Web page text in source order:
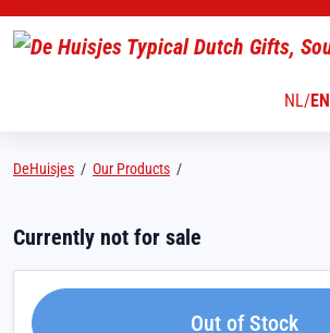
NL/EN
DeHuisjes / Our Products /
Currently not for sale
Out of Stock